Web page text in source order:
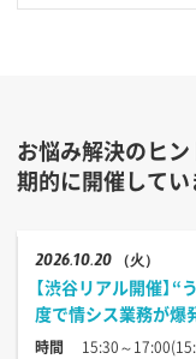
お悩み解決のヒ
期的に開催してい
202610.20 （火）
【渋谷リアル開催】
度で情シス業務が爆
時間
15:30～